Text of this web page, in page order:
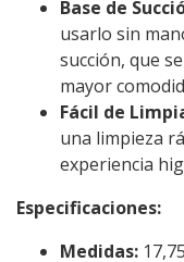
Base de
usarlo sin
succión, que
mayor
Fácil de
una limpieza
experiencia
Especificaciones:
Medidas: